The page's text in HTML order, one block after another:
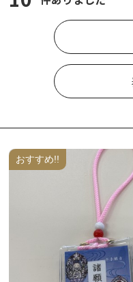
おすすめ!!